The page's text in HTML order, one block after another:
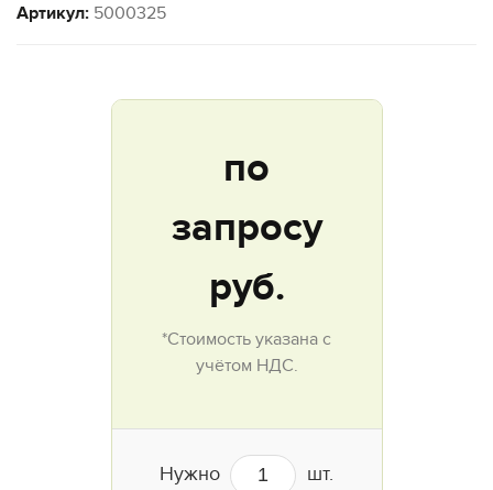
Артикул: 5000325
по
запросу
руб.
*Стоимость указана с
учётом НДС.
Нужно шт.